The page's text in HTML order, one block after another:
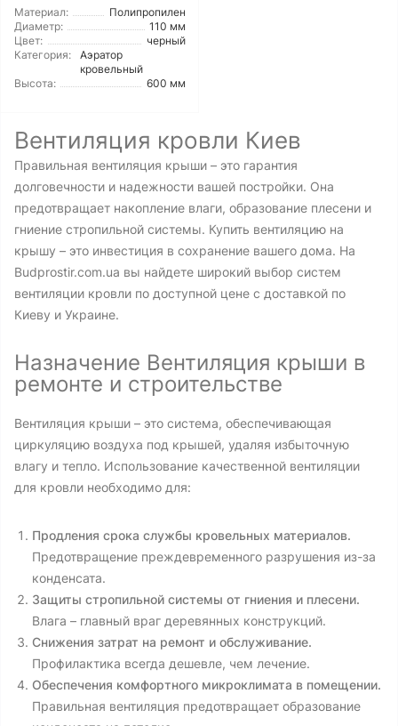
Материал:
Полипропилен
Диаметр:
110 мм
Цвет:
черный
Категория:
Аэратор
кровельный
Высота:
600 мм
Вентиляция кровли Киев
Правильная вентиляция крыши – это гарантия
долговечности и надежности вашей постройки. Она
предотвращает накопление влаги, образование плесени и
гниение стропильной системы. Купить вентиляцию на
крышу – это инвестиция в сохранение вашего дома. На
Budprostir.com.ua вы найдете широкий выбор систем
вентиляции кровли по доступной цене с доставкой по
Киеву и Украине.
Назначение Вентиляция крыши в
ремонте и строительстве
Вентиляция крыши – это система, обеспечивающая
циркуляцию воздуха под крышей, удаляя избыточную
влагу и тепло. Использование качественной вентиляции
для кровли необходимо для:
Продления срока службы кровельных материалов.
Предотвращение преждевременного разрушения из-за
конденсата.
Защиты стропильной системы от гниения и плесени.
Влага – главный враг деревянных конструкций.
Снижения затрат на ремонт и обслуживание.
Профилактика всегда дешевле, чем лечение.
Обеспечения комфортного микроклимата в помещении.
Правильная вентиляция предотвращает образование